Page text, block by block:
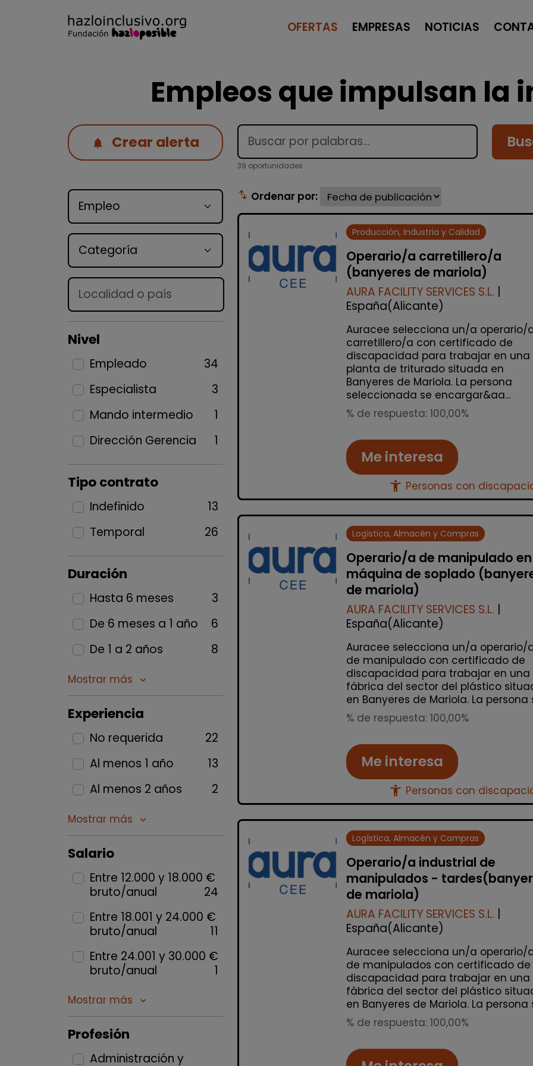
OFERTAS EMPRESAS NOTICIAS
Empleos que impulsan la
Crear alerta
Tipo de oferta
Categoría
Lugar
Nivel
Empleado
34
Especialista
3
Mando intermedio
1
Dirección Gerencia
1
Tipo contrato
Indefinido
13
Temporal
26
Duración
Hasta 6 meses
3
De 6 meses a 1 año
6
De 1 a 2 años
8
Mostrar más keyboard_arrow_down
Experiencia
No requerida
22
Al menos 1 año
13
Al menos 2 años
2
Mostrar más keyboard_arrow_down
Salario
Entre 12.000 y 18.000 €
bruto/anual
24
Entre 18.001 y 24.000 €
bruto/anual
11
Entre 24.001 y 30.000 €
bruto/anual
1
Mostrar más keyboard_arrow_down
Profesión
Administración y
39 oportunidades
swap_vert Ordenar por:
Producción, Industria y Calidad
Operario/a carretillero/a
(banyeres de mariola)
AURA FACILITY SERVICES S.L. |
España(Alicante)
Auracee selecciona un/a operario/
carretillero/a con certificado de
discapacidad para trabajar en una
planta de triturado situada en
Banyeres de Mariola. La persona
seleccionada se encargar&aa...
% de respuesta: 100,00%
Me interesa
accessibility_new Personas con
Logística, Almacén y Compras
Operario/a de manipulado en
máquina de soplado
de mariola)
AURA FACILITY SERVICES S.L. |
España(Alicante)
Auracee selecciona un/a operario/
de manipulado con certificado de
discapacidad para trabajar en una
fábrica del sector del plástico
en Banyeres de Mariola. La persona
% de respuesta: 100,00%
Me interesa
accessibility_new Personas con
Logística, Almacén y Compras
Operario/a industrial de
manipulados -
de mariola)
AURA FACILITY SERVICES S.L.
España(Alicante)
Auracee selecciona un/a operario/
de manipulados con certificado de
discapacidad para trabajar en una
fábrica del sector del plástico
en Banyeres de Mariola. La persona
% de respuesta: 100,00%